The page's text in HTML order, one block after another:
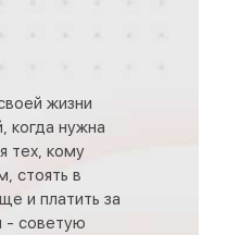
жизни
когда нужна
тех, кому
стоять в
и платить за
- советую